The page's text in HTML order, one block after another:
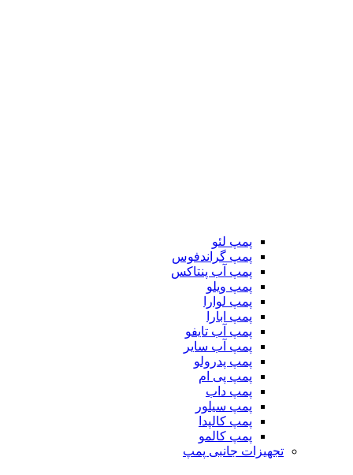
پمپ لئو
پمپ گراندفوس
پمپ آب پنتاکس
پمپ ویلو
پمپ لوارا
پمپ ابارا
پمپ آب تایفو
پمپ آب سایر
پمپ پدرولو
پمپ پی ام
پمپ داب
پمپ سیلور
پمپ کالپدا
پمپ کالمو
تجهیزات جانبی پمپ